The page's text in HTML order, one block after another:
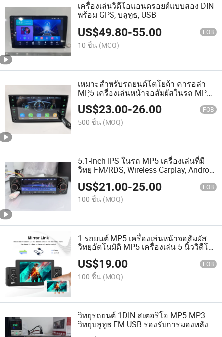
เครื่องเล่นวิดีโอแอนดรอยด์แบบสอง DIN
พร้อม GPS, บลูทูธ, USB
US$49.80-55.00 FOB
10 ชิ้น (MOQ)
เหมาะสำหรับรถยนต์โตโยต้า คารอล่า
MP5 เครื่องเล่นหน้าจอสัมผัสในรถ MP5
เครื่องเล่น
US$23.00-26.00 FOB
500 ชิ้น (MOQ)
5.1-Inch IPS ในรถ MP5 เครื่องเล่นที่มี
วิทยุ FM/RDS, Wireless Carplay, Android
Auto, Mirrorlink, Bt, USB, Type-C, Aux, ผู้
ช่วยเสียง
US$21.00-25.00 FOB
100 ชิ้น (MOQ)
1 รถยนต์ MP5 เครื่องเล่นหน้าจอสัมผัส
วิทยุอัตโนมัติ MP5 เครื่องเล่น 5 นิ้ววิดีโอ
เสียงสเตอริโอรถยนต์แบบซิงเกิล DIN
US$19.00 FOB
100 ชิ้น (MOQ)
วิทยุรถยนต์ 1DIN สเตอริโอ MP5 MP3
วิทยุบลูทูธ FM USB รองรับการมองหลัง